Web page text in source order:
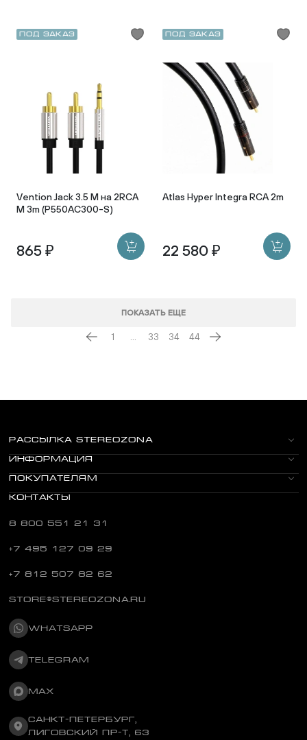
Под заказ
Vention Jack 3.5 M на 2RCA
M 3m (P550AC300-S)
865 ₽
Под заказ
Atlas Hyper Integra RCA 2m
22 580 ₽
ПОКАЗАТЬ ЕЩЕ
1 ... 33 34 44
РАССЫЛКА STEREOZONA
ИНФОРМАЦИЯ
ПОКУПАТЕЛЯМ
КОНТАКТЫ
8 800 551 21 31
+7 495 127 09 29
+7 812 507 82 62
STORE@STEREOZONA.RU
WHATSAPP
TELEGRAM
MAX
САНКТ-ПЕТЕРБУРГ,
ЛИГОВСКИЙ ПР-Т, 63